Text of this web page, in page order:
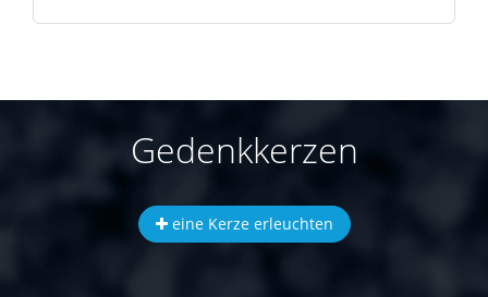
Gedenkkerzen
eine Kerze erleuchten